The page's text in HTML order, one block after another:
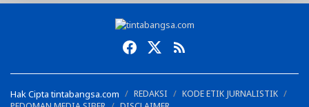
Hak Cipta tintabangsa.com REDAKSI
KODE ETIK JURNALISTIK